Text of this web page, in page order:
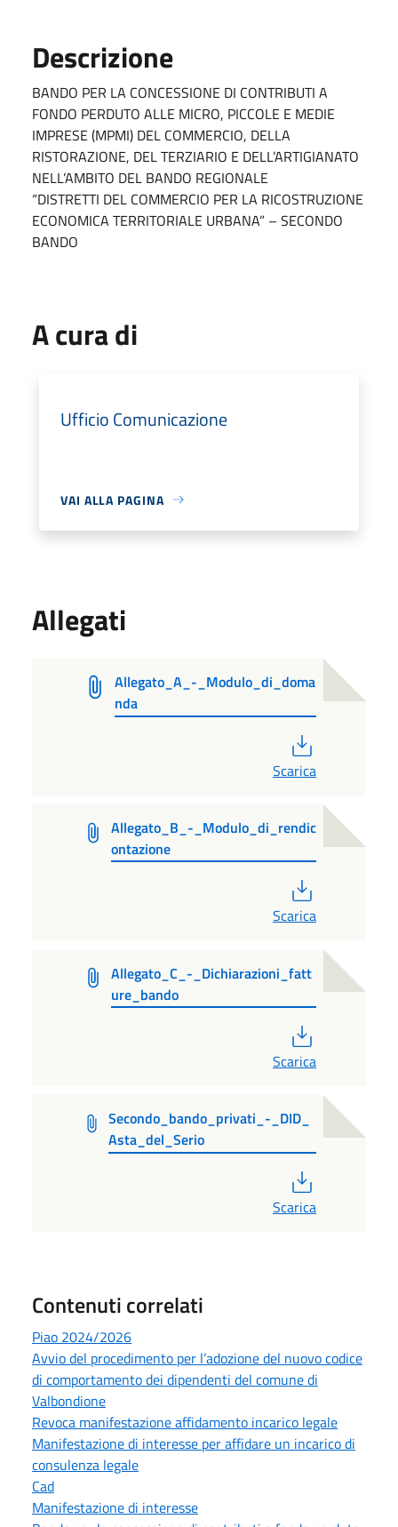
Descrizione
BANDO PER LA CONCESSIONE DI CONTRIBUTI A
FONDO PERDUTO ALLE MICRO, PICCOLE E MEDIE
IMPRESE (MPMI) DEL COMMERCIO, DELLA
RISTORAZIONE, DEL TERZIARIO E DELL’ARTIGIANATO
NELL’AMBITO DEL BANDO REGIONALE
“DISTRETTI DEL COMMERCIO PER LA RICOSTRUZIONE
ECONOMICA TERRITORIALE URBANA” – SECONDO
BANDO
A cura di
Ufficio Comunicazione
VAI ALLA PAGINA
Allegati
Allegato_A_-_Modulo_di_doma
nda
Scarica
Allegato_B_-_Modulo_di_rendic
ontazione
Scarica
Allegato_C_-_Dichiarazioni_fatt
ure_bando
Scarica
Secondo_bando_privati_-_DID_
Asta_del_Serio
Scarica
Contenuti correlati
Piao 2024/2026
Avvio del procedimento per l’adozione del nuovo codice
di comportamento dei dipendenti del comune di
Valbondione
Revoca manifestazione affidamento incarico legale
Manifestazione di interesse per affidare un incarico di
consulenza legale
Cad
Manifestazione di interesse